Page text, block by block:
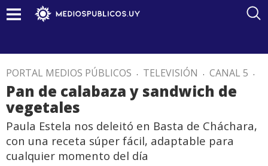
PORTAL MEDIOS PÚBLICOS . TELEVISIÓN . CANAL 5 .
Pan de calabaza y sandwich de
vegetales
Paula Estela nos deleitó en Basta de Cháchara,
con una receta súper fácil, adaptable para
cualquier momento del día